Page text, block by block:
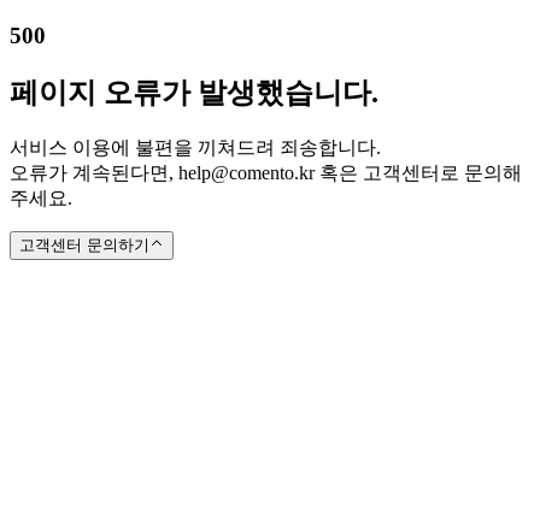
500
페이지 오류가 발생했습니다.
서비스 이용에 불편을 끼쳐드려 죄송합니다.
오류가 계속된다면, help@comento.kr 혹은 고객센터로 문의해
주세요.
고객센터 문의하기